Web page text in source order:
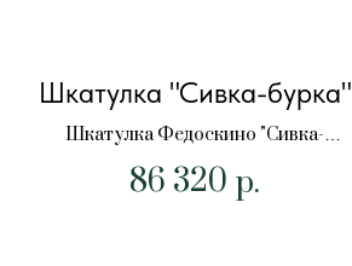
Шкатулка "Сивка-бурка"
Шкатулка Федоскино "Сивка-
бурка"
86 320 р.